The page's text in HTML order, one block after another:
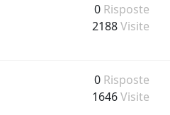
0 Risposte
2188Visite
0 Risposte
1646Visite